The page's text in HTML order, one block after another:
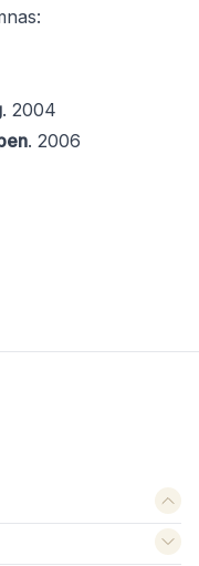
. 2004
. 2006